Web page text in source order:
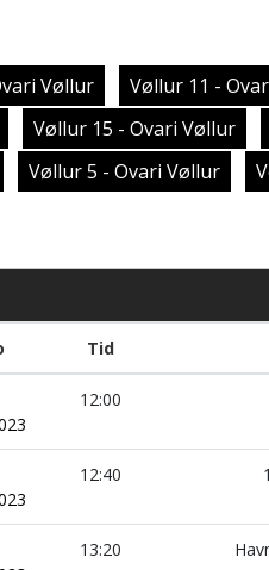
Vøllur Vøllur 11 -
Vøllur 15 - Ovari Vøllur
Vøllur 5 - Ovari Vøllur
Tid
12:00
12:40
13:20